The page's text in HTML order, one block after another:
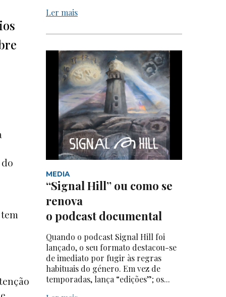
Ler mais
MEDIA
“Signal Hill” ou como se
renova
o podcast documental
Quando o podcast Signal Hill foi
lançado, o seu formato destacou-se
de imediato por fugir às regras
habituais do género. Em vez de
temporadas, lança “edições”; os...